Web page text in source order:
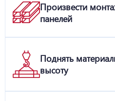
Произвести
панелей
Поднять
высоту